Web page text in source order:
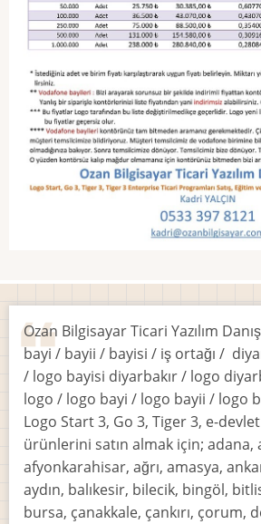
Ozan Bilgisayar Ticari Yazılım
bayi / bayii / bayisi / iş ortağı /
/ logo bayisi diyarbakır / logo
logo / logo bayi / logo bayii / logo
Logo Start 3, Go 3, Tiger 3, e-
ürünlerini satın almak için; adana,
afyonkarahisar, ağrı, amasya,
aydın, balıkesir, bilecik, bingöl,
bursa, çanakkale, çankırı, çorum,